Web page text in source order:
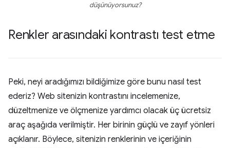
düşünüyorsunuz?
Renkler arasındaki kontrastı test etme
Peki, neyi aradığımızı bildiğimize göre bunu nasıl test
ederiz? Web sitenizin kontrastını incelemenize,
düzeltmenize ve ölçmenize yardımcı olacak üç ücretsiz
araç aşağıda verilmiştir. Her birinin güçlü ve zayıf yönleri
açıklanır. Böylece, sitenizin renklerinin ve içeriğinin